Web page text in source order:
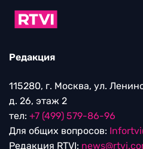
Редакция
115280, г. Москва, ул.
д. 26, этаж 2
тел: +7 (499) 579-86-96
Для общих вопросов:
Редакция RTVI: